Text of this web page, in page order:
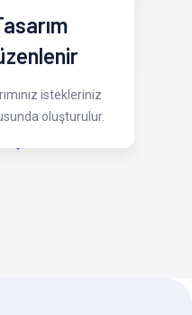
istekleriniz
oluşturulur.